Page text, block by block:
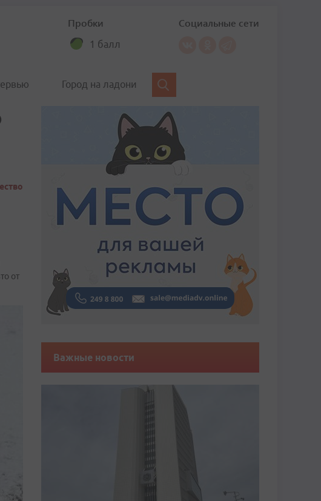
Пробки
1 балл
Социальные сети
Город на ладони
от
Важные новости